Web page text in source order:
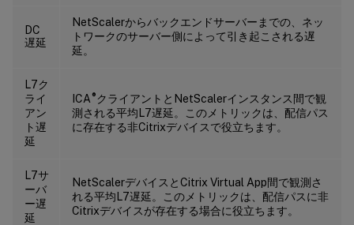
DC
遅延
NetScalerからバックエンドサーバーまでの、ネッ
トワークのサーバー側によって引き起こされる遅
延。
L7ク
ライ
アン
ト遅
延
ICA® クライアントとNetScalerインスタンス間で観
測される平均L7遅延。このメトリックは、配信パス
に存在する非Citrixデバイスで役立ちます。
L7サ
ーバ
ー遅
延
NetScalerデバイスとCitrix Virtual App間で観測さ
れる平均L7遅延。このメトリックは、配信パスに非
Citrixデバイスが存在する場合に役立ちます。